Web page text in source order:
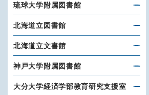
琉球大学附属図書館
北海道立図書館
北海道立文書館
神戸大学附属図書館
大分大学経済学部教育研究支援室